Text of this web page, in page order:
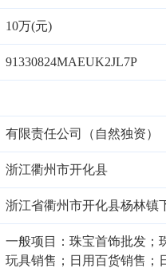
10万(元)
91330824MAEUK2JL7P
有限责任公司（自然独资）
浙江衢州市开化县
浙江省衢州市开化县杨林镇
一般项目：珠宝首饰批发；
玩具销售；日用百货销售；